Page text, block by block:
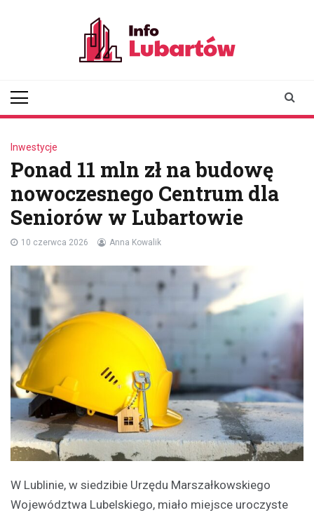
Inwestycje
Ponad 11 mln zł na budowę
nowoczesnego Centrum dla
Seniorów w Lubartowie
10 czerwca 2026 Anna Kowalik
W Lublinie, w siedzibie Urzędu Marszałkowskiego
Województwa Lubelskiego, miało miejsce uroczyste